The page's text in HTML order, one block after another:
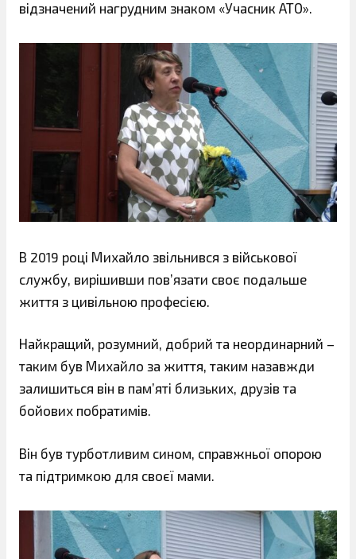
відзначений нагрудним знаком «Учасник АТО».
В 2019 році Михайло звільнився з військової
службу, вирішивши пов’язати своє подальше
життя з цивільною професією.
Найкращий, розумний, добрий та неординарний –
таким був Михайло за життя, таким назавжди
залишиться він в пам’яті близьких, друзів та
бойових побратимів.
Він був турботливим сином, справжньої опорою
та підтримкою для своєї мами.